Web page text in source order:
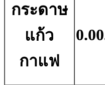
กระดาษ
แก้ว
กาแฟ